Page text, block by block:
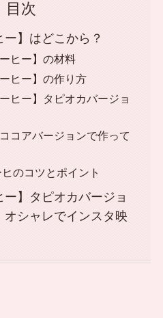
目次
ー】はどこから？
ヒー】の材料
ヒー】の作り方
ヒー】タピオカバージョ
コアバージョンで作って
のコツとポイント
ー】タピオカバージョ
オシャレでインスタ映